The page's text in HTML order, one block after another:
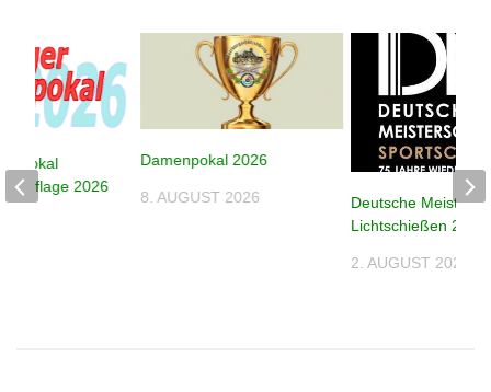
Damenpokal 2026
8. AUGUST 2026
Deutsche
Lichtschießen 2026
2. AUGUST 2026
– Auflage 2026